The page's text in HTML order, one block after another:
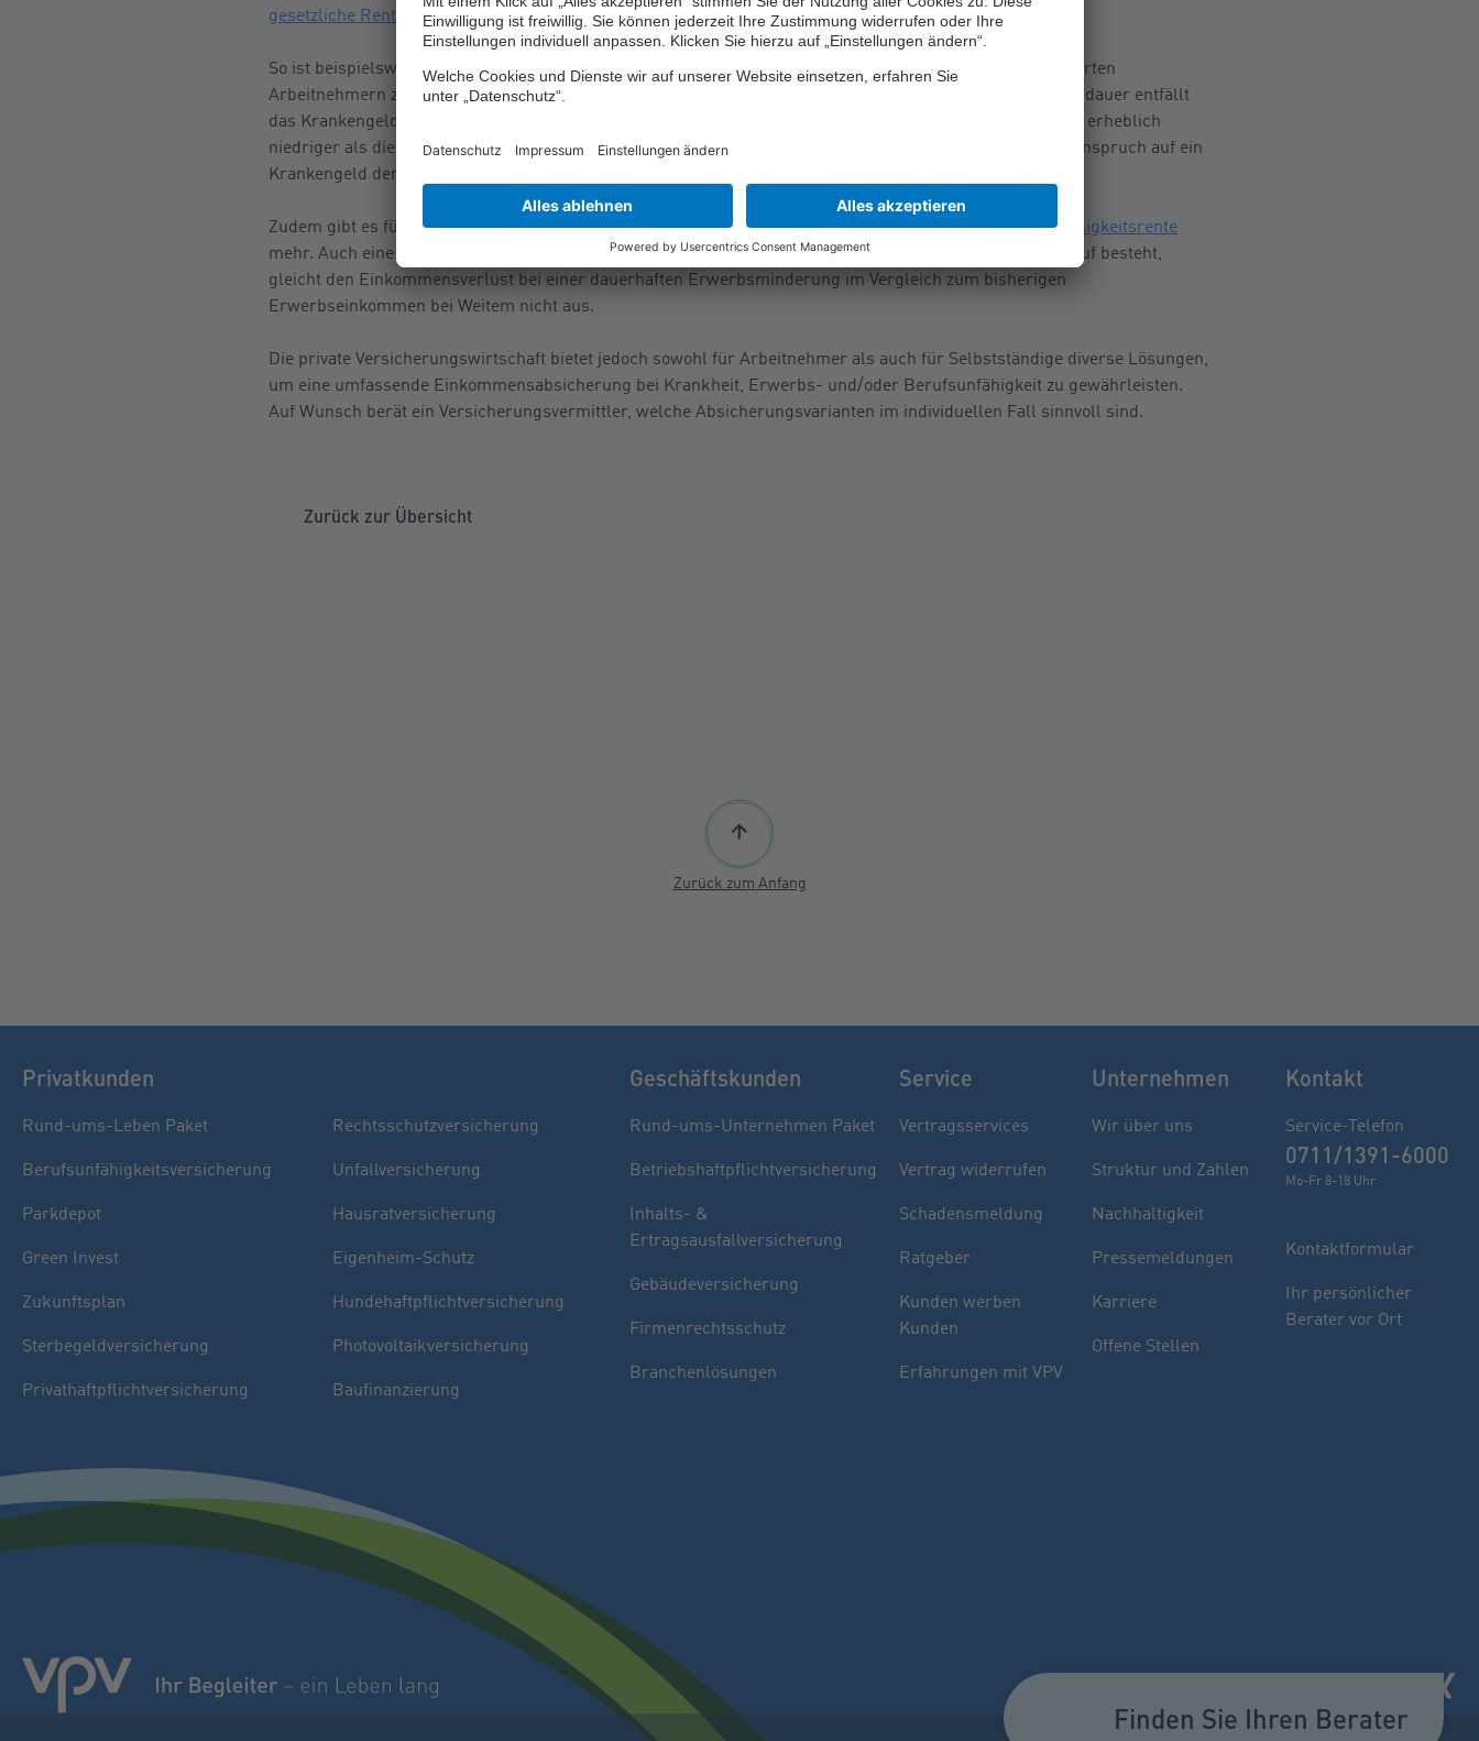
Finden Sie Ihren Berater
Finden Sie Ihren Berater
Sie haben noch Fragen oder möchten sich
indivuell beraten lassen.
gesetzliche Renten
(GRV)- oderKrankenversicherung(GKV) reicht hierfür in der Regel nicht.
So ist beispielsweise das Krankengeldder GKV, das in den meisten Fällen nur gesetzlich krankenversicherten
Arbeitnehmern zusteht, niedriger als das bisherige Erwerbseinkommen. Ab einer bestimmten Krankheitsdauer entfällt
das Krankengeld und man hat je nach Umstand Anspruch auf Arbeitslosengeld oder Bürgergeld – beides erheblich
niedriger als die bisherigen Arbeitseinkünfte. Selbstständige haben, bis auf wenige Ausnahmen, keinen Anspruch auf ein
Krankengeld der GKV.
Zudem gibt es für alle, die nach dem 1. Januar 1961 geboren sind, seit 2001 keinegesetzliche Berufsunfähigkeitsrente
mehr. Auch eine
gesetzliche Erwerbsminderungsrentevon der GRV, sofern überhaupt ein Anspruch darauf besteht,
gleicht den Einkommensverlust bei einer dauerhaften Erwerbsminderung im Vergleich zum bisherigen
Erwerbseinkommen bei Weitem nicht aus.
Die private Versicherungswirtschaft bietet jedoch sowohl für Arbeitnehmer als auch für Selbstständige diverse Lösungen,
um eine umfassende Einkommensabsicherung bei Krankheit, Erwerbs- und/oder Berufsunfähigkeit zu gewährleisten.
Auf Wunsch berät ein Versicherungsvermittler, welche Absicherungsvarianten im individuellen Fall sinnvoll sind.
Zurück zur Übersicht
Zurück zum Anfang
Privatkunden
Rund-ums-Leben Paket
Berufsunfähigkeitsversicherung
Parkdepot
Green Invest
Zukunftsplan
Sterbegeldversicherung
Privathaftpflichtversicherung
Rechtsschutzversicherung
Unfallversicherung
Hausratversicherung
Eigenheim-Schutz
Hundehaftpflichtversicherung
Photovoltaikversicherung
Baufinanzierung
Geschäftskunden
Rund-ums-Unternehmen Paket
Betriebshaftpflichtversicherung
Inhalts- &
Ertragsausfallversicherung
Gebäudeversicherung
Firmenrechtsschutz
Branchenlösungen
Service
Vertragsservices
Vertrag widerrufen
Schadensmeldung
Ratgeber
Kunden werben
Kunden
Erfahrungen mit VPV
Unternehmen
Wir über uns
Struktur und Zahlen
Nachhaltigkeit
Pressemeldungen
Karriere
Offene Stellen
Kontakt
Service-Telefon
0711/1391-6000
Mo-Fr 8-18 Uhr
Kontaktformular
Ihr persönlicher
Berater vor Ort